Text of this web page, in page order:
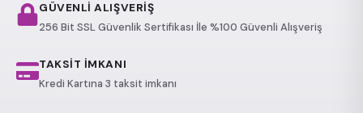
GÜVENLİ ALIŞVERİŞ
256 Bit SSL Güvenlik Sertifikası İle %100 Güvenli Alışveriş
TAKSİT İMKANI
Kredi Kartına 3 taksit imkanı